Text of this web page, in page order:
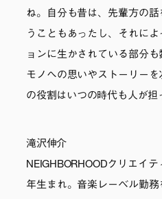
ね。自分も昔は、先輩方の
うこともあったし、それに
ョンに生かされている部分
モノへの思いやストーリー
の役割はいつの時代も人が担
滝沢伸介
NEIGHBORHOODクリエイ
年生まれ。音楽レーベル勤